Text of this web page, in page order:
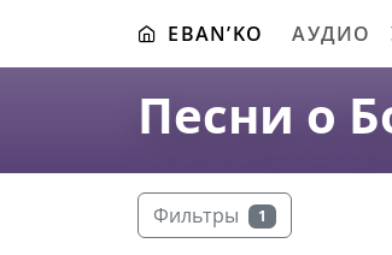
EBAN’KO АУДИО
Песни о
Фильтры 1